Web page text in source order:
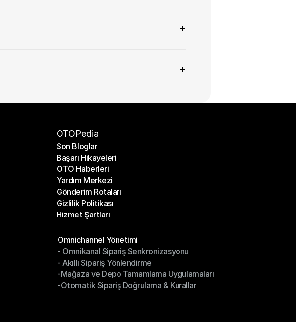
+
+
OTOPedia
Son Bloglar
Son Bloglar
Başarı Hikayeleri
Başarı Hikayeleri
OTO Haberleri
OTO Haberleri
Yardım Merkezi
Yardım Merkezi
Gönderim Rotaları
Gönderim Rotaları
Gizlilik Politikası
Gizlilik Politikası
Hizmet Şartları
Omnichannel Yönetimi
Omnichannel Yönetimi
- Omnikanal Sipariş Senkronizasyonu
- Omnikanal Sipariş Senkronizasyonu
- Akıllı Sipariş Yönlendirme
- Akıllı Sipariş Yönlendirme
-Mağaza ve Depo Tamamlama Uygulamaları
-Mağaza ve Depo Tamamlama Uygulamaları
-Otomatik Sipariş Doğrulama & Kurallar